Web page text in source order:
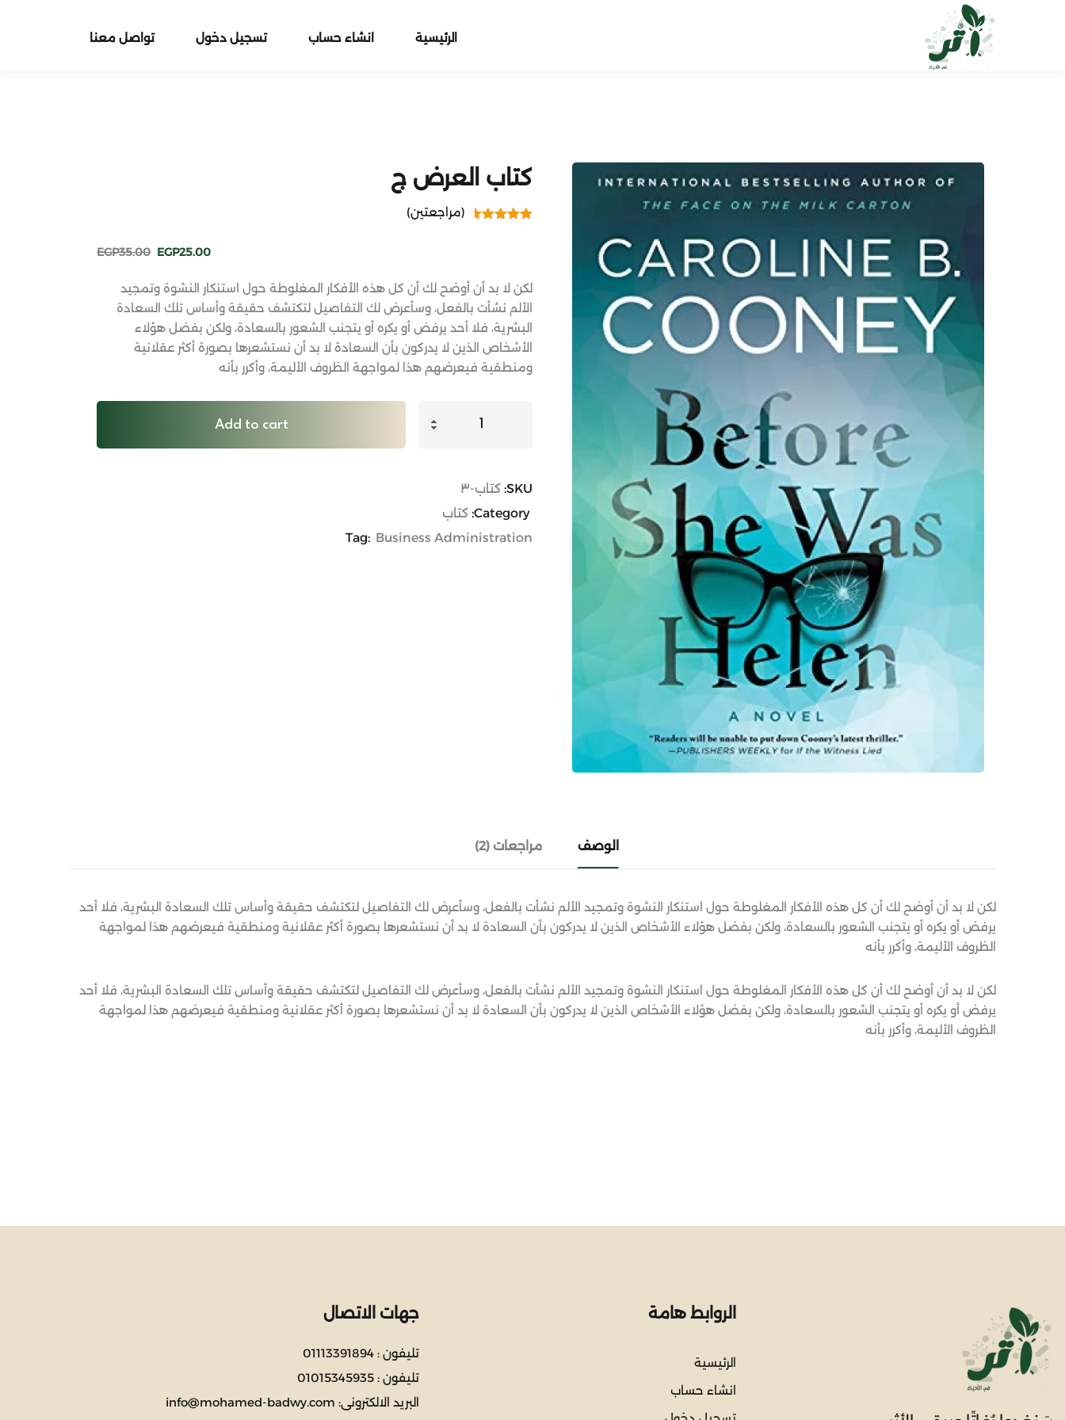
الرئيسية انشاء حساب تسجيل دخول تواصل معنا
كتاب العرض ج
من العملاء
(مراجعتين)
EGP35.00 EGP25.00
لكن لا بد أن أوضح لك أن كل هذه الأفكار المغلوطة حول استنكار النشوة وتمجيد
الألم نشأت بالفعل، وسأعرض لك التفاصيل لتكتشف حقيقة وأساس تلك السعادة
البشرية، فلا أحد يرفض أو يكره أو يتجنب الشعور بالسعادة، ولكن بفضل هؤلاء
الأشخاص الذين لا يدركون بأن السعادة لا بد أن نستشعرها بصورة أكثر عقلانية
ومنطقية فيعرضهم هذا لمواجهة الظروف الأليمة، وأكرر بأنه
Add to cart
SKU: كتاب-٣
Category: كتاب
Tag: Business Administration
الوصف مراجعات (2)
لكن لا بد أن أوضح لك أن كل هذه الأفكار المغلوطة حول استنكار النشوة وتمجيد الألم نشأت بالفعل، وسأعرض لك التفاصيل لتكتشف حقيقة وأساس تلك السعادة البشرية، فلا أحد
يرفض أو يكره أو يتجنب الشعور بالسعادة، ولكن بفضل هؤلاء الأشخاص الذين لا يدركون بأن السعادة لا بد أن نستشعرها بصورة أكثر عقلانية ومنطقية فيعرضهم هذا لمواجهة
الظروف الأليمة، وأكرر بأنه
لكن لا بد أن أوضح لك أن كل هذه الأفكار المغلوطة حول استنكار النشوة وتمجيد الألم نشأت بالفعل، وسأعرض لك التفاصيل لتكتشف حقيقة وأساس تلك السعادة البشرية، فلا أحد
يرفض أو يكره أو يتجنب الشعور بالسعادة، ولكن بفضل هؤلاء الأشخاص الذين لا يدركون بأن السعادة لا بد أن نستشعرها بصورة أكثر عقلانية ومنطقية فيعرضهم هذا لمواجهة
الظروف الأليمة، وأكرر بأنه
الروابط هامة
الرئيسية
انشاء حساب
جهات الاتصال
تليفون : 01113391894
تليفون : 01015345935
البريد الالكترونى: info@mohamed-badwy.com
Sign in